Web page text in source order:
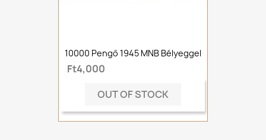
10000 Pengő 1945 MNB Bélyeggel
Ft4,000
OUT OF STOCK